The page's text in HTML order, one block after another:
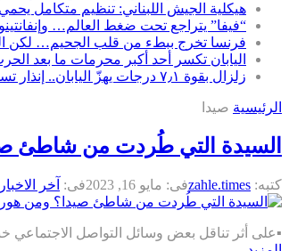
هيكلية الجيش اللبناني: تنظيم متكامل
“فيفا” يتراجع تحت ضغط العالم…
فرنسا تخرج ببطء من قلب الجحيم… لكن
اليابان تكسر أحد أكبر محرمات ما بعد
زلزال بقوة ٧٫١ درجات يهزّ اليابان.. إنذار تسونامي وانهيارات وإجلاء مئات الآلاف في كيوشو
الرئيسية صيدا
السيدة التي طُردت من شاطئ
كتبه: zahle.timesفى: مايو 16, 2023 فى: آخر الاخبار
▪️على أثر تناقل بعض وسائل التواصل الاجتماعي